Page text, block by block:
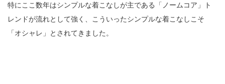
特にここ数年はシンプルな着こなしが主である「ノームコア」ト
レンドが流れとして強く、こういったシンプルな着こなしこそ
「オシャレ」とされてきました。